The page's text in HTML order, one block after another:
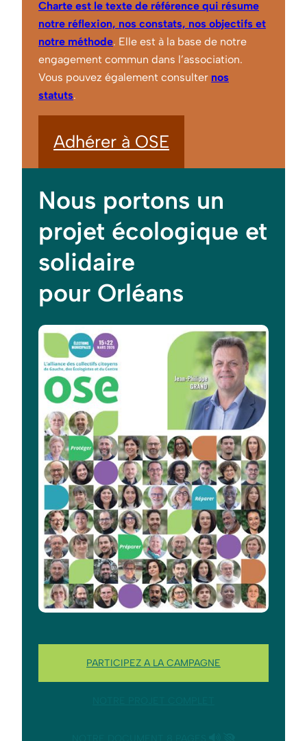
Charte est le texte de référence qui résume
notre réflexion, nos constats, nos objectifs et
notre méthode. Elle est à la base de notre
engagement commun dans l’association.
Vous pouvez également consulter nos
statuts.
Adhérer à OSE
Nous portons un
projet écologique et
solidaire
pour Orléans
PARTICIPEZ A LA CAMPAGNE